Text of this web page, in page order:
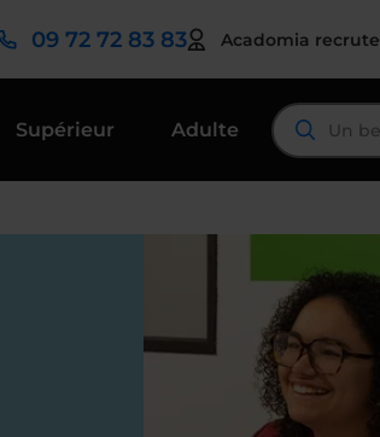
09 72 72 83 83 Acadomia recrute
Supérieur Adulte